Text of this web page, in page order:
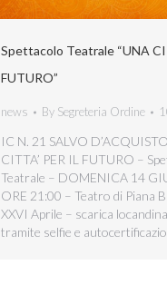
Spettacolo Teatrale “UNA
FUTURO”
news By Segreteria Ordine
IC N. 21 SALVO
CITTA’ PER IL FUTURO –
Teatrale – DOMENICA 14
ORE 21:00 – Teatro di Piana
XXVI Aprile – scarica
tramite selfie e